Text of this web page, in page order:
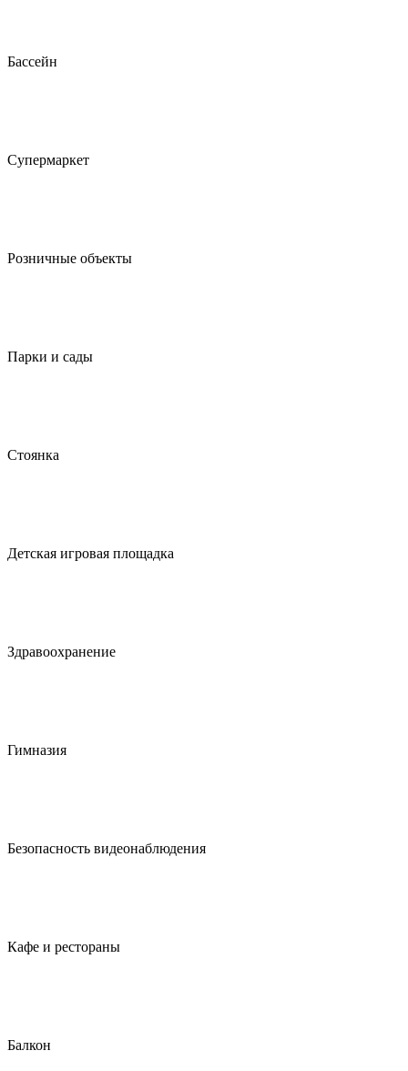
Бассейн
Супермаркет
Розничные объекты
Парки и сады
Стоянка
Детская игровая площадка
Здравоохранение
Гимназия
Безопасность видеонаблюдения
Кафе и рестораны
Балкон